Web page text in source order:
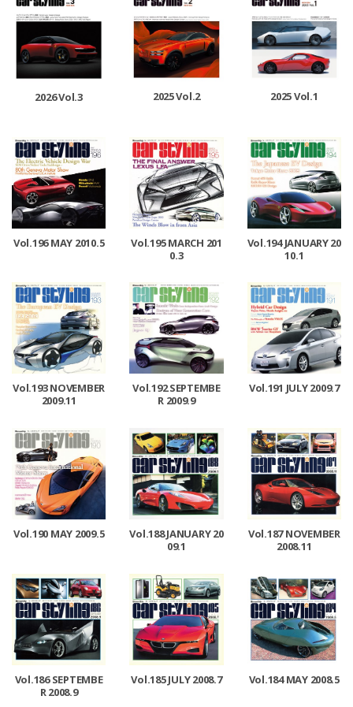
2026 Vol.3 2025 Vol.2 2025 Vol.1
Vol.196 MAY 2010.5
Vol.195 MARCH 201
0.3
Vol.194 JANUARY 20
10.1
Vol.193 NOVEMBER
2009.11
Vol.192 SEPTEMBE
R 2009.9
Vol.191 JULY 2009.7
Vol.190 MAY 2009.5
Vol.188 JANUARY 20
09.1
Vol.187 NOVEMBER
2008.11
Vol.186 SEPTEMBE
R 2008.9
Vol.185 JULY 2008.7 Vol.184 MAY 2008.5